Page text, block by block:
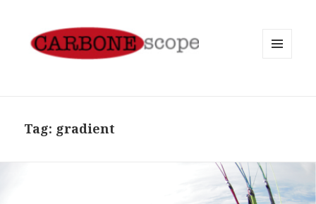
Tag: gradient